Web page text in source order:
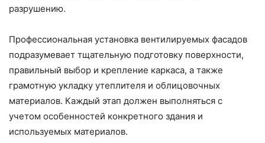
разрушению.
Профессиональная установка вентилируемых фасадов
подразумевает тщательную подготовку поверхности,
правильный выбор и крепление каркаса, а также
грамотную укладку утеплителя и облицовочных
материалов. Каждый этап должен выполняться с
учетом особенностей конкретного здания и
используемых материалов.